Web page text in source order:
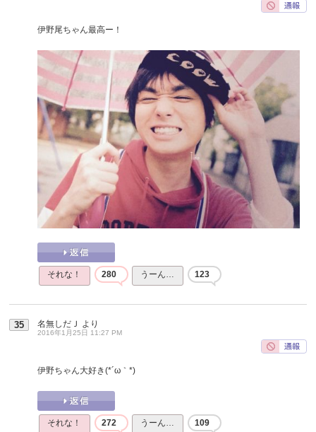
伊野尾ちゃん最高ー！
それな！ 280 うーん… 123
35 名無しだＪ より
2016年1月25日 11:27 PM
伊野ちゃん大好き(*´ω｀*)
それな！ 272 うーん… 109